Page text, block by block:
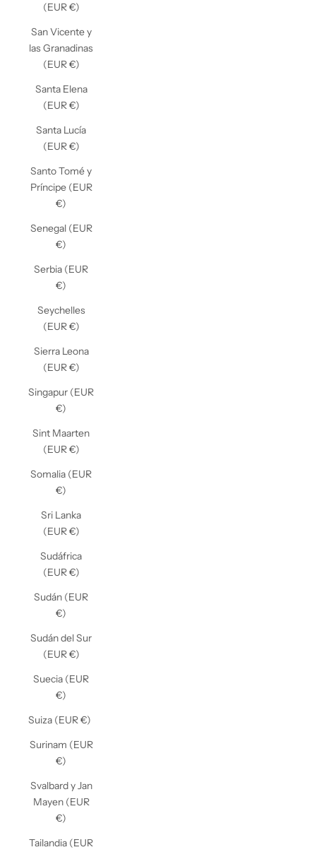
(EUR €)
San Vicente y
las Granadinas
(EUR €)
Santa Elena
(EUR €)
Santa Lucía
(EUR €)
Santo Tomé y
Príncipe (EUR
€)
Senegal (EUR
€)
Serbia (EUR
€)
Seychelles
(EUR €)
Sierra Leona
(EUR €)
Singapur (EUR
€)
Sint Maarten
(EUR €)
Somalia (EUR
€)
Sri Lanka
(EUR €)
Sudáfrica
(EUR €)
Sudán (EUR
€)
Sudán del Sur
(EUR €)
Suecia (EUR
€)
Suiza (EUR €)
Surinam (EUR
€)
Svalbard y Jan
Mayen (EUR
€)
Tailandia (EUR